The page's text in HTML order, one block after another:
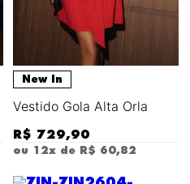
New In
Vestido Gola Alta Orla
R$ 729,90
ou 12x de R$ 60,82